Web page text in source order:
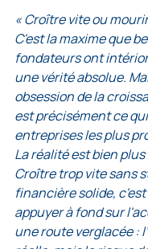
« Croître vite ou
C'est la maxime que
fondateurs ont
une vérité absolue.
obsession de la
est précisément ce
entreprises les plus
La réalité est bien
Croître trop vite sans
financière solide,
appuyer à fond sur
une route verglacée :